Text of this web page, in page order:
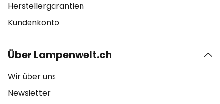
Herstellergarantien
Kundenkonto
Über Lampenwelt.ch
Wir über uns
Newsletter